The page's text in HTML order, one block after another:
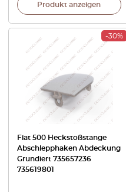
Produkt anzeigen
-30%
Fiat 500 Heckstoßstange
Abschlepphaken Abdeckung
Grundiert 735657236
735619801